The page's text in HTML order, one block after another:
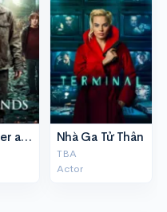
Harry Potter and the Deathly Hallows - Part 2 Nhà Ga Tử Thần
TBA
Actor